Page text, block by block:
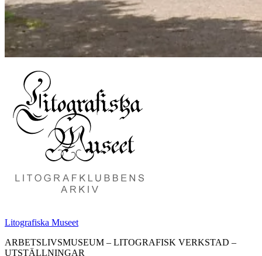
Litografiska Museet
ARBETSLIVSMUSEUM – LITOGRAFISK VERKSTAD –
UTSTÄLLNINGAR